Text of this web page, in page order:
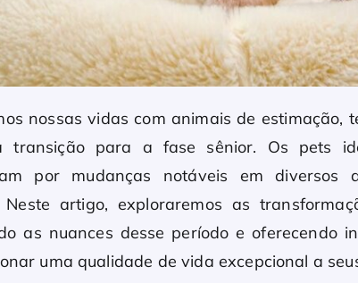
nossas vidas com animais de estimação,
transição para a fase sênior. Os pets
por mudanças notáveis em
Neste artigo, exploraremos as
as nuances desse período e oferecendo
uma qualidade de vida excepcional a